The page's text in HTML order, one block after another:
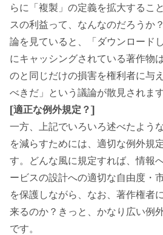
らに「複製」の定義を拡大するこ
スの利益って、なんなのだろうか
論を見ていると、「ダウンロード
にキャッシングされている著作物
のと同じだけの損害を権利者に与
べきだ」という議論が散見されます
[適正な例外規定？]
一方、上記でいろいろ述べたよう
を減らすためには、適切な例外規
す。どんな風に規定すれば、情報
ービスの設計への適切な自由度・
を保護しながら、なお、著作権者
来るのか？きっと、かなり広い例
です。